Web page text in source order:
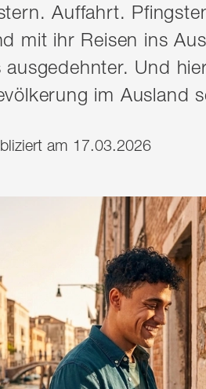
am 17.03.2026
Auffahrt.
mit ihr Reisen ins
ausgedehnter. Und
im Ausland